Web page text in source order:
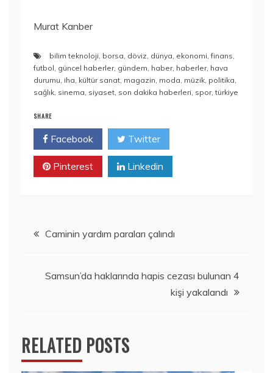
Murat Kanber
bilim teknoloji, borsa, döviz, dünya, ekonomi,finans,
futbol, güncel haberler, gündem, haber, haberler, hava
durumu, iha, kültür sanat, magazin, moda, müzik, politika,
sağlık, sinema, siyaset, son dakika haberleri, spor,türkiye
SHARE
Facebook Twitter
Pinterest Linkedin
YazıCaminin yardım paraları çalındı
Samsun’da haklarında hapis cezası bulunan 4
kişi yakalandı
RELATED POSTS